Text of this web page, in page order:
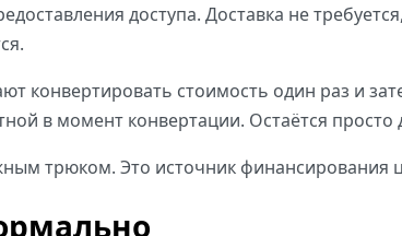
доступа. Доставка не
конвертировать стоимость один раз и
в момент конвертации. Остаётся просто
трюком. Это источник финансирования